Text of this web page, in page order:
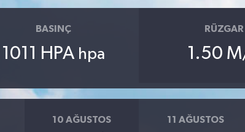
BASINÇ
1011 HPA hpa
RÜZGAR
1.50
10 AĞUSTOS 11 AĞUSTOS